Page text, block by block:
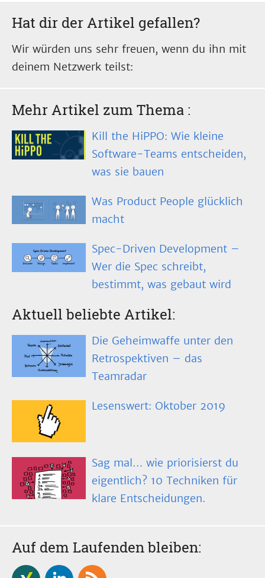
Hat dir der Artikel gefallen?
Wir würden uns sehr freuen, wenn du ihn mit
deinem Netzwerk teilst:
Mehr Artikel zum Thema :
Kill the HiPPO: Wie kleine
Software-Teams entscheiden,
was sie bauen
Was Product People glücklich
macht
Spec-Driven Development –
Wer die Spec schreibt,
bestimmt, was gebaut wird
Aktuell beliebte Artikel:
Die Geheimwaffe unter den
Retrospektiven – das
Teamradar
Lesenswert: Oktober 2019
Sag mal… wie priorisierst du
eigentlich? 10 Techniken für
klare Entscheidungen.
Auf dem Laufenden bleiben: